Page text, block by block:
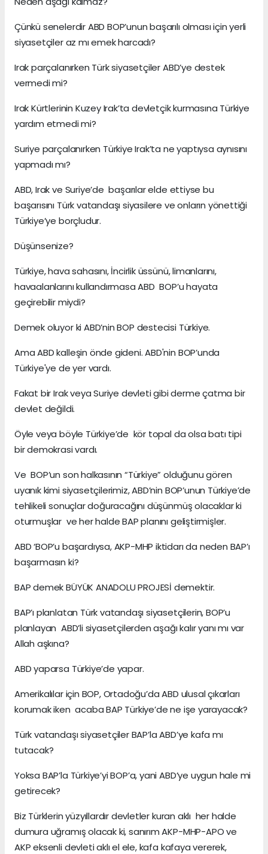
Çünkü senelerdir ABD BOP’unun başarılı olması için yerli
siyasetçiler az mı emek harcadı?
Irak parçalanırken Türk siyasetçiler ABD’ye destek
vermedi mi?
Irak Kürtlerinin Kuzey Irak’ta devletçik kurmasına Türkiye
yardım etmedi mi?
Suriye parçalanırken Türkiye Irak’ta ne yaptıysa aynısını
yapmadı mı?
ABD, Irak ve Suriye’de başarılar elde ettiyse bu
başarısını Türk vatandaşı siyasilere ve onların yönettiği
Türkiye’ye borçludur.
Düşünsenize?
Türkiye, hava sahasını, İncirlik üssünü, limanlarını,
havaalanlarını kullandırmasa ABD BOP’u hayata
geçirebilir miydi?
Demek oluyor ki ABD’nin BOP destecisi Türkiye.
Ama ABD kalleşin önde gideni. ABD'nin BOP’unda
Türkiye'ye de yer vardı.
Fakat bir Irak veya Suriye devleti gibi derme çatma bir
devlet değildi.
Öyle veya böyle Türkiye’de kör topal da olsa batı tipi
bir demokrasi vardı.
Ve BOP’un son halkasının “Türkiye” olduğunu gören
uyanık kimi siyasetçilerimiz, ABD’nin BOP’unun Türkiye’de
tehlikeli sonuçlar doğuracağını düşünmüş olacaklar ki
oturmuşlar ve her halde BAP planını geliştirmişler.
ABD ‘BOP’u başardıysa, AKP-MHP iktidarı da neden BAP’ı
başarmasın ki?
BAP demek BÜYÜK ANADOLU PROJESİ demektir.
BAP’ı planlatan Türk vatandaşı siyasetçilerin, BOP’u
planlayan ABD’li siyasetçilerden aşağı kalır yanı mı var
Allah aşkına?
ABD yaparsa Türkiye’de yapar.
Amerikalılar için BOP, Ortadoğu’da ABD ulusal çıkarları
korumak iken acaba BAP Türkiye’de ne işe yarayacak?
Türk vatandaşı siyasetçiler BAP’la ABD’ye kafa mı
tutacak?
Yoksa BAP’la Türkiye’yi BOP’a, yani ABD’ye uygun hale mi
getirecek?
Biz Türklerin yüzyıllardır devletler kuran aklı her halde
dumura uğramış olacak ki, sanırım AKP-MHP-APO ve
AKP eksenli devleti aklı el ele, kafa kafaya vererek,